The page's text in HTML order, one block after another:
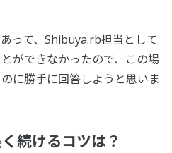
って、Shibuya.rb担当として
ができなかったので、この場
に勝手に回答しようと思いま
続けるコツは？